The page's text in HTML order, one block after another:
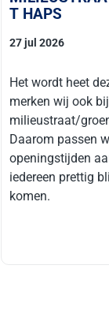
T HAPS
27 jul 2026
Het wordt heet
merken wij ook
milieustraat/
Daarom passen
openingstijden
iedereen prettig
komen.